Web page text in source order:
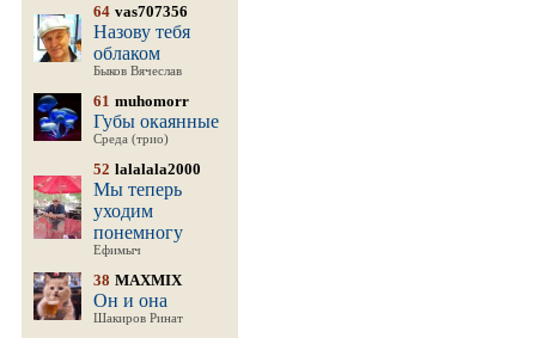
64 vas707356
Назову тебя
облаком
Быков Вячеслав
61 muhomorr
Губы окаянные
Среда (трио)
52 lalalala2000
Мы теперь
уходим
понемногу
Ефимыч
38 MAXMIX
Он и она
Шакиров Ринат